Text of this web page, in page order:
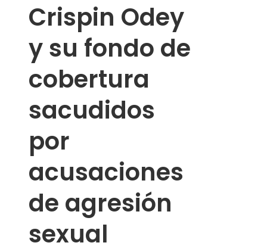
Crispin Odey
y su fondo de
cobertura
sacudidos
por
acusaciones
de agresión
sexual